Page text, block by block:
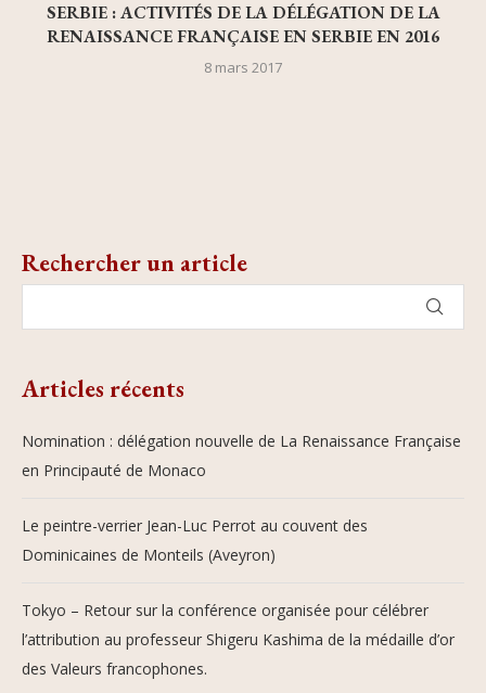
SERBIE : ACTIVITÉS DE LA DÉLÉGATION DE LA
RENAISSANCE FRANÇAISE EN SERBIE EN 2016
8 mars 2017
Rechercher un article
Articles récents
Nomination : délégation nouvelle de La Renaissance Française
en Principauté de Monaco
Le peintre-verrier Jean-Luc Perrot au couvent des
Dominicaines de Monteils (Aveyron)
Tokyo – Retour sur la conférence organisée pour célébrer
l’attribution au professeur Shigeru Kashima de la médaille d’or
des Valeurs francophones.